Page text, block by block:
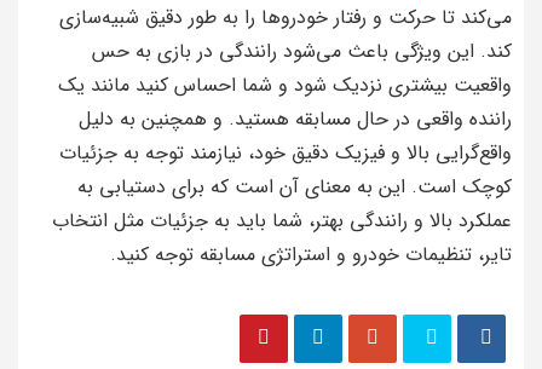
می‌کند تا حرکت و رفتار خودروها را به طور دقیق شبیه‌سازی
کند. این ویژگی باعث می‌شود رانندگی در بازی به حس
واقعیت بیشتری نزدیک شود و شما احساس کنید مانند یک
راننده واقعی در حال مسابقه هستید. و همچنین به دلیل
واقع‌گرایی بالا و فیزیک دقیق خود، نیازمند توجه به جزئیات
کوچک است. این به معنای آن است که برای دستیابی به
عملکرد بالا و رانندگی بهتر، شما باید به جزئیات مثل انتخاب
تایر، تنظیمات خودرو و استراتژی مسابقه توجه کنید.